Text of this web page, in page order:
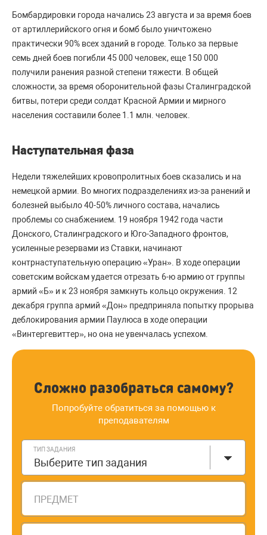
Бомбардировки города начались 23 августа и за время боев
от артиллерийского огня и бомб было уничтожено
практически 90% всех зданий в городе. Только за первые
семь дней боев погибли 45 000 человек, еще 150 000
получили ранения разной степени тяжести. В общей
сложности, за время оборонительной фазы Сталинградской
битвы, потери среди солдат Красной Армии и мирного
населения составили более 1.1 млн. человек.
Наступательная фаза
Недели тяжелейших кровопролитных боев сказались и на
немецкой армии. Во многих подразделениях из-за ранений и
болезней выбыло 40-50% личного состава, начались
проблемы со снабжением. 19 ноября 1942 года части
Донского, Сталинградского и Юго-Западного фронтов,
усиленные резервами из Ставки, начинают
контрнаступательную операцию «Уран». В ходе операции
советским войскам удается отрезать 6-ю армию от группы
армий «Б» и к 23 ноября замкнуть кольцо окружения. 12
декабря группа армий «Дон» предприняла попытку прорыва
деблокирования армии Паулюса в ходе операции
«Винтергевиттер», но она не увенчалась успехом.
Сложно разобраться самому?
Попробуйте обратиться за помощью к
преподавателям
ТИП ЗАДАНИЯ
Выберите тип задания
ПРЕДМЕТ